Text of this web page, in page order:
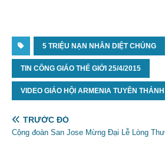
5 TRIỆU NẠN NHÂN DIỆT CHỦNG
TIN CÔNG GIÁO THẾ GIỚI 25/4/2015
VIDEO GIÁO HỘI ARMENIA TUYÊN
TRƯỚC ĐÓ
Cộng đoàn San Jose Mừng Đại Lễ Lòng